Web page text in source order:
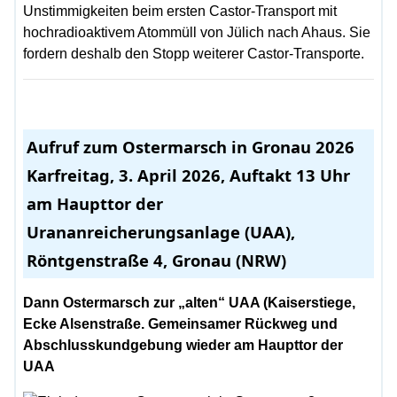
Unstimmigkeiten beim ersten Castor-Transport mit
hochradioaktivem Atommüll von Jülich nach Ahaus. Sie
fordern deshalb den Stopp weiterer Castor-Transporte.
Aufruf zum Ostermarsch in Gronau 2026
Karfreitag, 3. April 2026, Auftakt 13 Uhr
am Haupttor der
Urananreicherungsanlage (UAA),
Röntgenstraße 4, Gronau (NRW)
Dann Ostermarsch zur „alten“ UAA (Kaiserstiege,
Ecke Alsenstraße. Gemeinsamer Rückweg und
Abschlusskundgebung wieder am Haupttor der
UAA